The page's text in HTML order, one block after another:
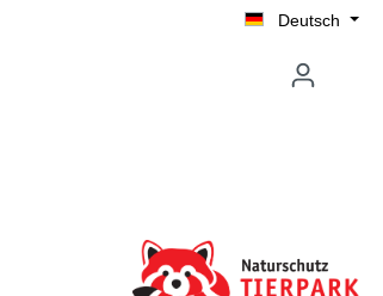
Deutsch